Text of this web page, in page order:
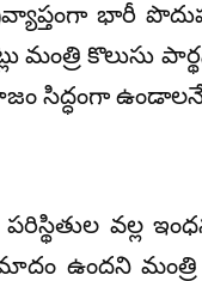
భారీ
మంత్రి
సిద్ధంగా ఉండాలనే
పరిస్థితుల వల్ల
ఉందని